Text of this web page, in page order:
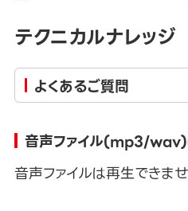
テクニカルナレッジ
よくあるご質問
音声ファイル(mp3/wav)
音声ファイルは再生できませ